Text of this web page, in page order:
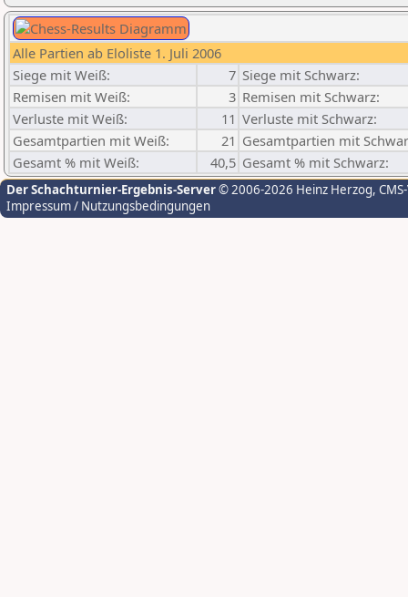
Alle Partien ab Eloliste 1. Juli 2006
Siege mit Weiß:
7 Siege mit Schwarz:
Remisen mit Weiß:
3 Remisen mit Schwarz:
Verluste mit Weiß:
11 Verluste mit Schwarz:
Gesamtpartien mit Weiß:
21 Gesamtpartien mit
Gesamt % mit Weiß:
40,5 Gesamt % mit Schwarz:
Der Schachturnier-Ergebnis-Server© 2006-2026 Heinz Herzog,
Impressum / Nutzungsbedingungen